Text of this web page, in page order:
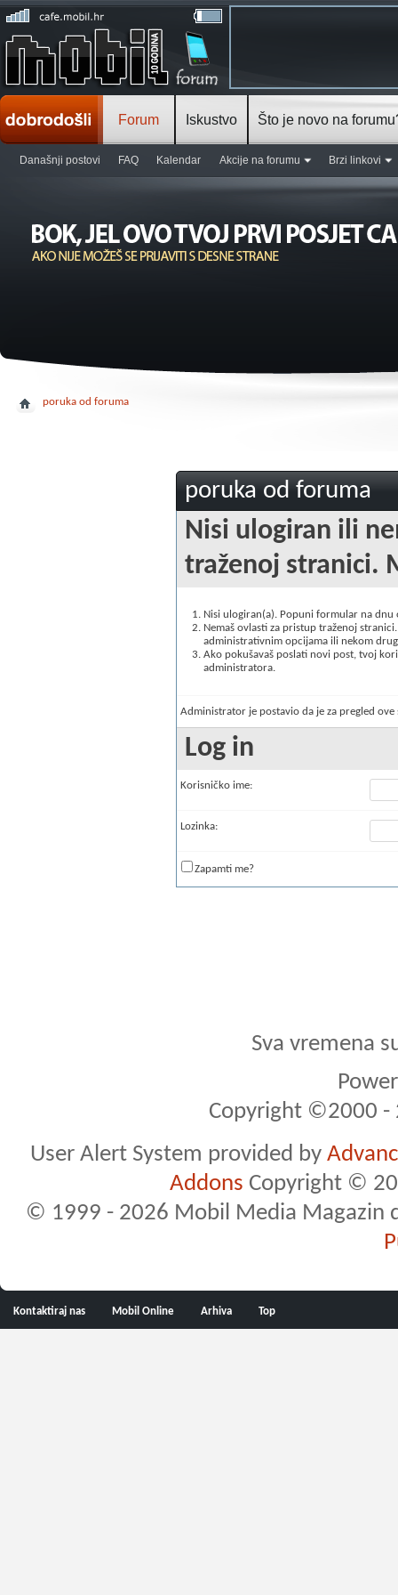
Forum
Današnji postovi FAQ Kalendar Akcije na forumu Brzi linkovi
Iskustvo Što je novo na
poruka od foruma
poruka od foruma
Nisi ulogiran ili
traženoj stranici.
Nisi ulogiran(a). Popuni formular na
Nemaš ovlasti za pristup traženoj
administrativnim opcijama ili nekom
Ako pokušavaš poslati novi post, tvoj
administratora.
Administrator je postavio da je za pregled
Log in
Korisničko ime:
Lozinka:
Zapamti me?
Sva vremena
Copyright ©2000 -
User Alert System provided by
Addons Copyright ©
© 1999 - 2026 Mobil Media Magazin
Kontaktiraj nas Mobil Online Arhiva Top